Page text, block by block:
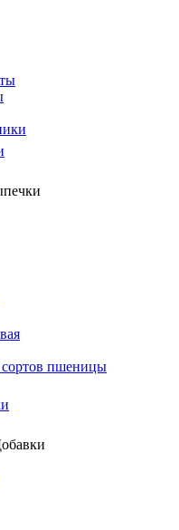
сортов пшеницы